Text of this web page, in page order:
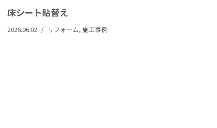
キ
ッ
床シート貼替え
2026.06.02 リフォーム, 施工事例